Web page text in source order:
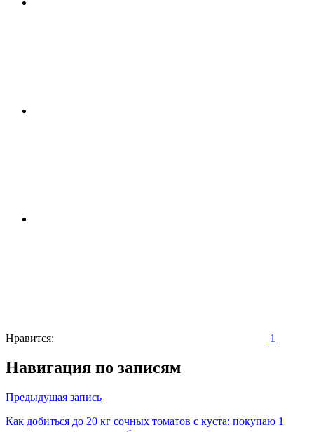
Нравится: 1
Навигация по записям
Предыдущая запись
Как добиться до 20 кг сочных томатов с куста: покупаю 1